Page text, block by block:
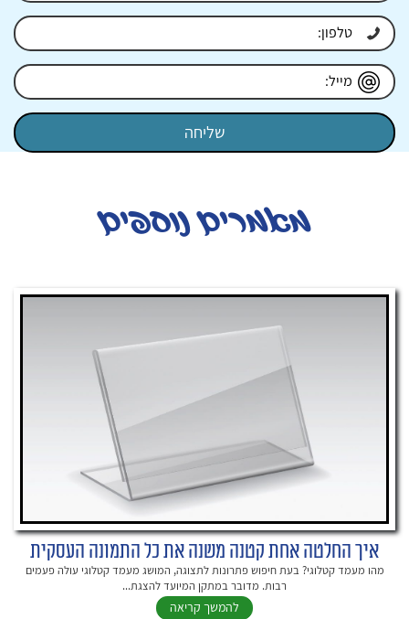
מאמרים נוספים
איך החלטה אחת קטנה משנה את כל התמונה העסקית
מהו מעמד קטלוגי? בעת חיפוש פתרונות לתצוגה, המושג מעמד קטלוגי עולה פעמים
רבות. מדובר במתקן המיועד להצגת...
להמשך קריאה